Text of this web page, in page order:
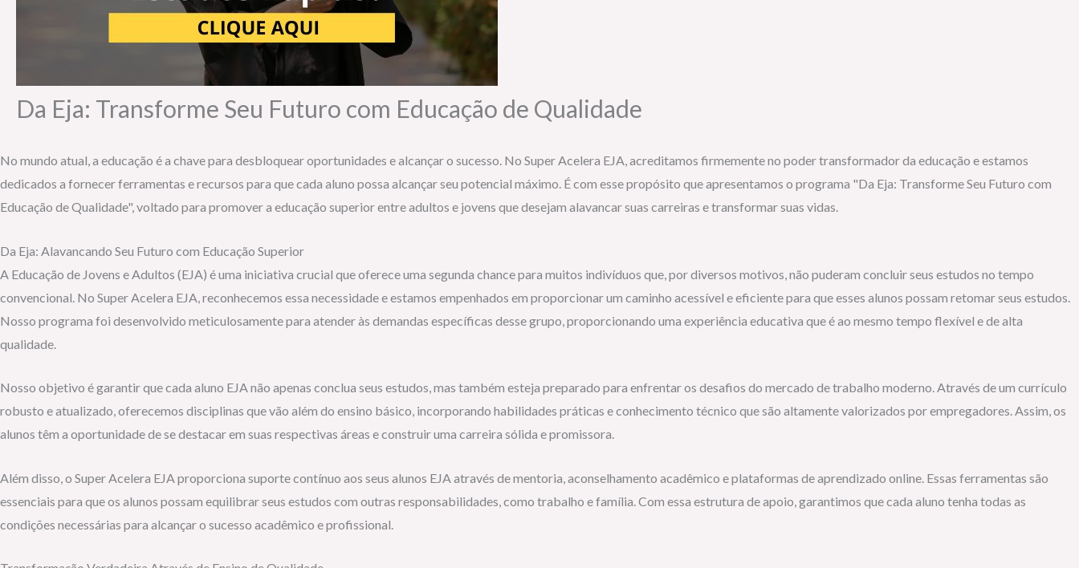
Da Eja: Transforme Seu Futuro com Educação de Qualidade
No mundo atual, a educação é a chave para desbloquear oportunidades e alcançar o sucesso. No Super Acelera EJA, acreditamos firmemente no poder transformador da educação e estamos
dedicados a fornecer ferramentas e recursos para que cada aluno possa alcançar seu potencial máximo. É com esse propósito que apresentamos o programa "Da Eja: Transforme Seu Futuro com
Educação de Qualidade", voltado para promover a educação superior entre adultos e jovens que desejam alavancar suas carreiras e transformar suas vidas.
Da Eja: Alavancando Seu Futuro com Educação Superior
A Educação de Jovens e Adultos (EJA) é uma iniciativa crucial que oferece uma segunda chance para muitos indivíduos que, por diversos motivos, não puderam concluir seus estudos no tempo
convencional. No Super Acelera EJA, reconhecemos essa necessidade e estamos empenhados em proporcionar um caminho acessível e eficiente para que esses alunos possam retomar seus estudos.
Nosso programa foi desenvolvido meticulosamente para atender às demandas específicas desse grupo, proporcionando uma experiência educativa que é ao mesmo tempo flexível e de alta
qualidade.
Nosso objetivo é garantir que cada aluno EJA não apenas conclua seus estudos, mas também esteja preparado para enfrentar os desafios do mercado de trabalho moderno. Através de um currículo
robusto e atualizado, oferecemos disciplinas que vão além do ensino básico, incorporando habilidades práticas e conhecimento técnico que são altamente valorizados por empregadores. Assim, os
alunos têm a oportunidade de se destacar em suas respectivas áreas e construir uma carreira sólida e promissora.
Além disso, o Super Acelera EJA proporciona suporte contínuo aos seus alunos EJA através de mentoria, aconselhamento acadêmico e plataformas de aprendizado online. Essas ferramentas são
essenciais para que os alunos possam equilibrar seus estudos com outras responsabilidades, como trabalho e família. Com essa estrutura de apoio, garantimos que cada aluno tenha todas as
condições necessárias para alcançar o sucesso acadêmico e profissional.